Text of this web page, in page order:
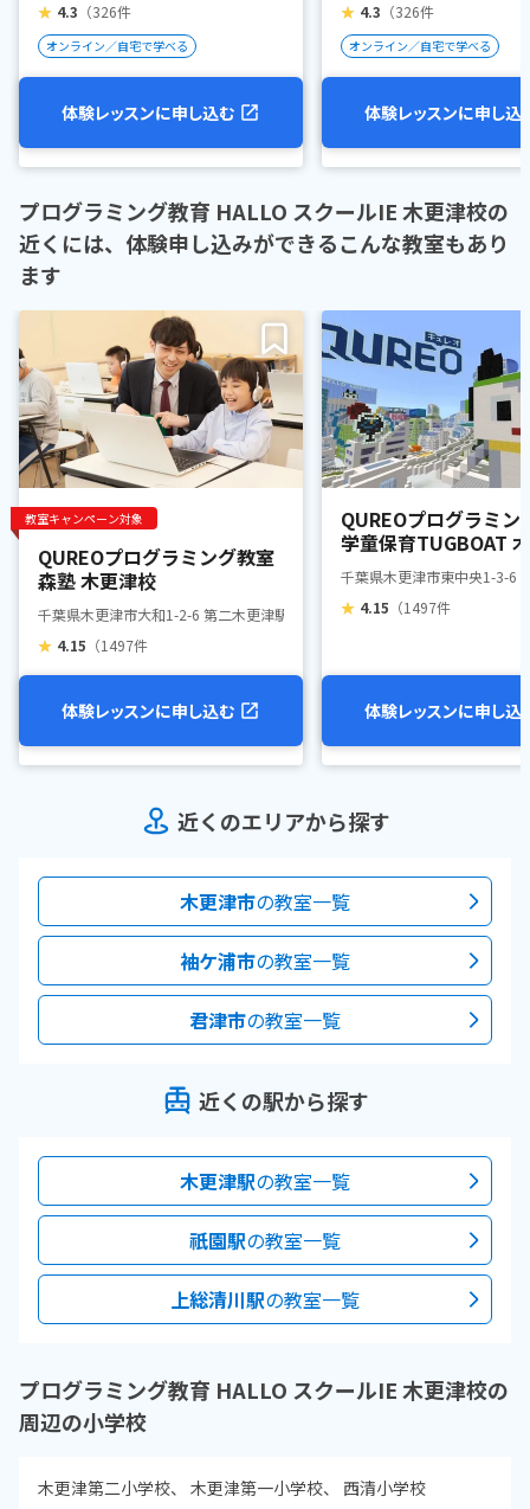
★ 4.3 （326件
オンライン／自宅で学べる
体験レッスンに申し込む
★ 4.3 （326件
オンライン／自宅で学べる
体験レッスンに申し込
プログラミング教育 HALLO スクールIE 木更津校の
近くには、体験申し込みができるこんな教室もあり
ます
教室キャンペーン対象
QUREOプログラミング教室
森塾 木更津校
千葉県木更津市大和1-2-6 第二木更津駅前ビル1階
★ 4.15 （1497件
体験レッスンに申し込む
QUREOプログラミン
学童保育TUGBOAT
校
千葉県木更津市東中央1-3-6
★ 4.15 （1497件
体験レッスンに申し込
近くのエリアから探す
木更津市の教室一覧
袖ケ浦市の教室一覧
君津市の教室一覧
近くの駅から探す
木更津駅の教室一覧
祇園駅の教室一覧
上総清川駅の教室一覧
プログラミング教育 HALLO スクールIE 木更津校の
周辺の小学校
木更津第二小学校 木更津第一小学校 西清小学校